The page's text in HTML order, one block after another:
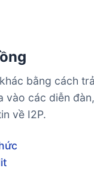
bằng cách trả
vào các diễn đàn,
về I2P.